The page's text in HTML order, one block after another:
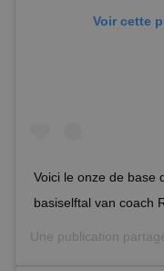
Voir cette
Voici le onze de base
basiselftal van coach
Une publication